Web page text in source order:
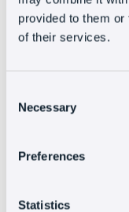
provided to them
of their services.
Selection
Necessary
Preferences
Statistics